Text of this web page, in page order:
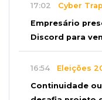
17:02 Cyber Trap
Empresário
Discord para
16:54 Eleições
Continuidade